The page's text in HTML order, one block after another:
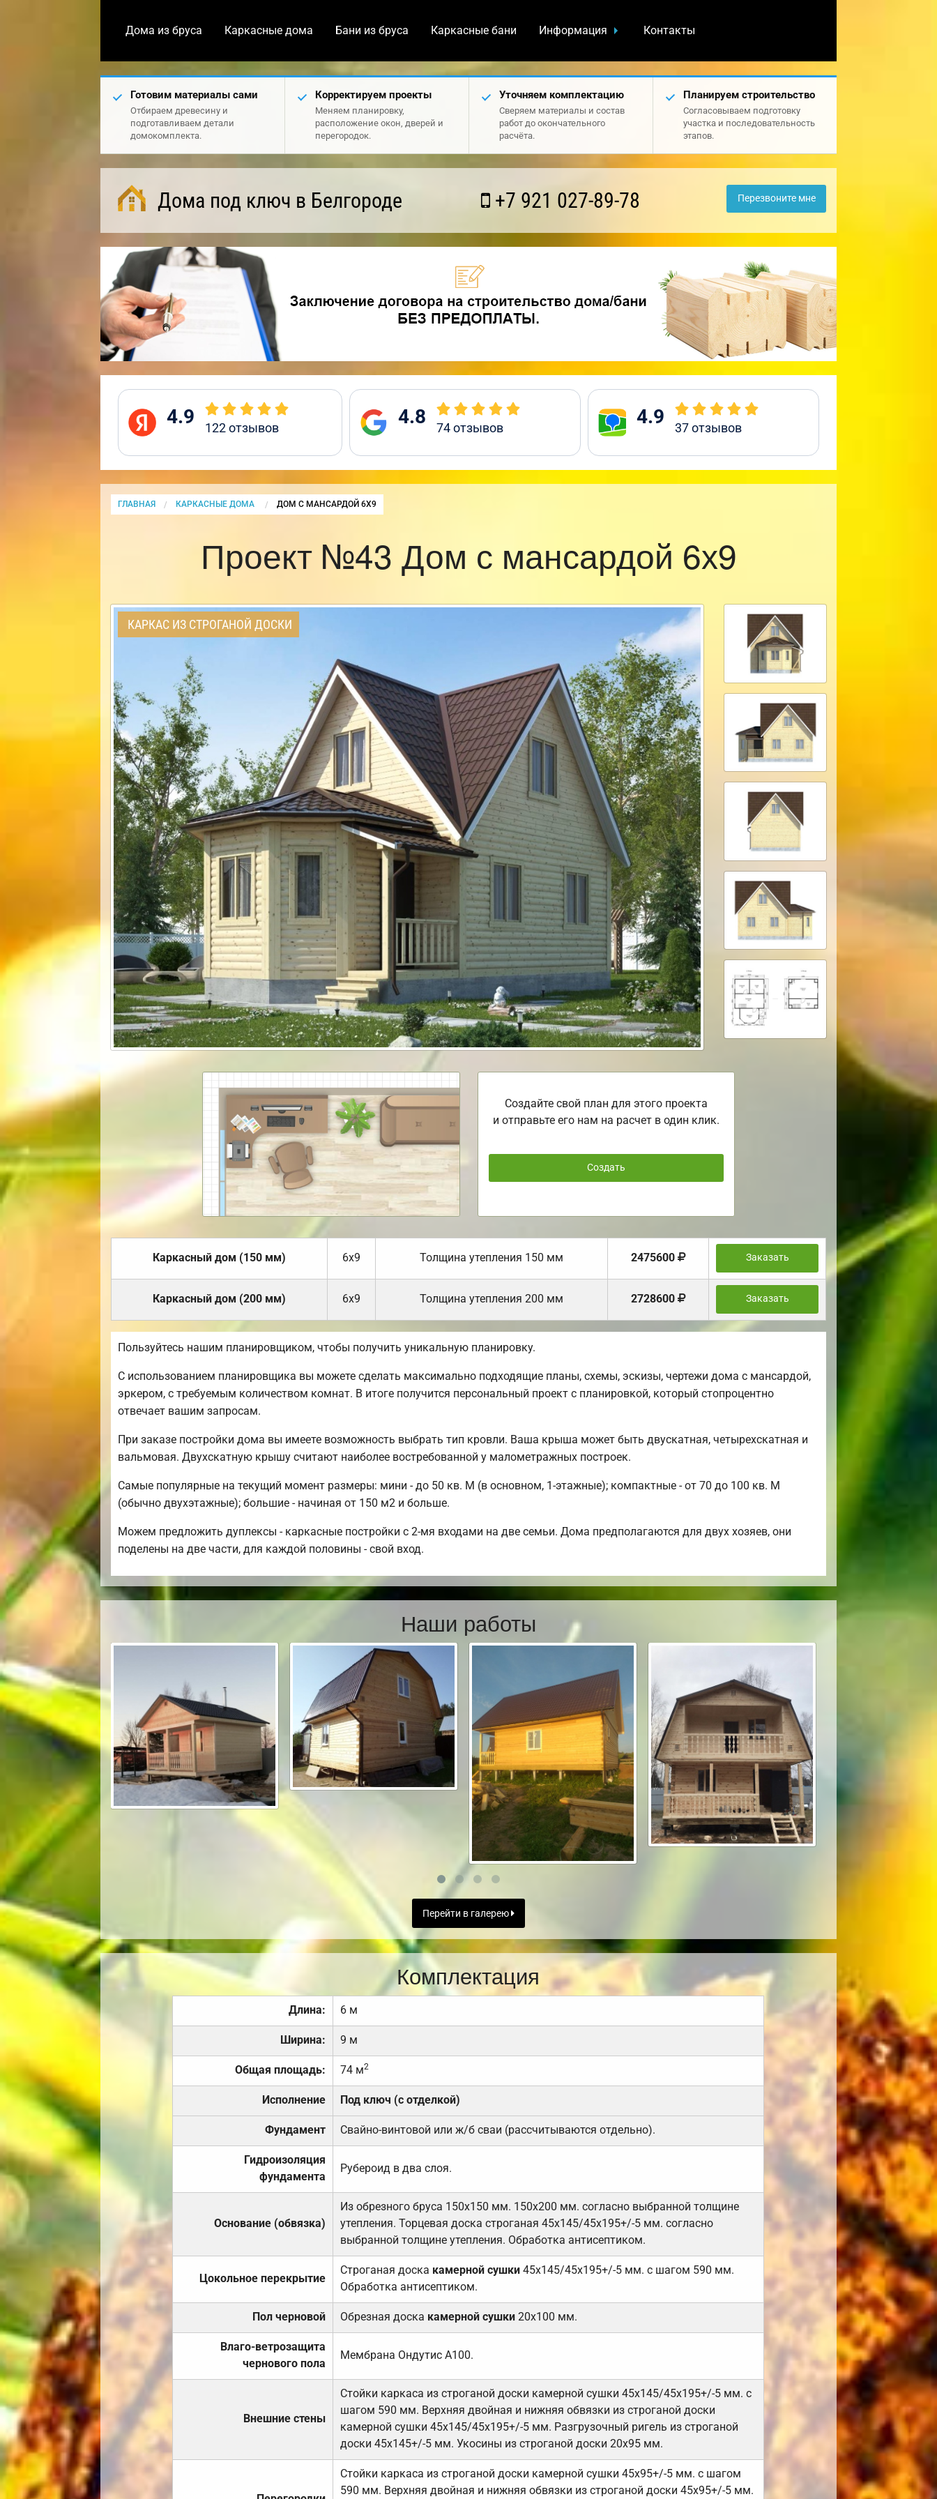
Дома из бруса Каркасные дома Бани из бруса Каркасные бани Информация Контакты
Готовим материалы сами
Отбираем древесину и
подготавливаем детали
домокомплекта.
Корректируем проекты
Меняем планировку,
расположение окон, дверей и
перегородок.
Уточняем комплектацию
Сверяем материалы и состав
работ до окончательного
расчёта.
Планируем строительство
Согласовываем подготовку
участка и последовательность
этапов.
Дома под ключ в Белгороде +7 921 027-89-78 Перезвоните мне
4.9 122отзывов 4.8 74отзывов 4.9 37отзывов
ГЛАВНАЯ КАРКАСНЫЕ ДОМА CURRENT:
ДОМ С МАНСАРДОЙ 6Х9
Проект №43 Дом с мансардой 6х9
КАРКАС ИЗ СТРОГАНОЙ ДОСКИ
Создайте свой план для этого проекта
и отправьте его нам на расчет в один клик.
Создать
Каркасный дом (150 мм) 6х9 Толщина утепления 150 мм 2475600 Заказать
Каркасный дом (200 мм) 6х9 Толщина утепления 200 мм 2728600 Заказать
Пользуйтесь нашим планировщиком, чтобы получить уникальную планировку.
С использованием планировщика вы можете сделать максимально подходящие планы, схемы, эскизы, чертежи дома с мансардой,
эркером, с требуемым количеством комнат. В итоге получится персональный проект с планировкой, который стопроцентно
отвечает вашим запросам.
При заказе постройки дома вы имеете возможность выбрать тип кровли. Ваша крыша может быть двускатная, четырехскатная и
вальмовая. Двухскатную крышу считают наиболее востребованной у малометражных построек.
Самые популярные на текущий момент размеры: мини - до 50 кв. М (в основном, 1-этажные); компактные - от 70 до 100 кв. М
(обычно двухэтажные); большие - начиная от 150 м2 и больше.
Можем предложить дуплексы - каркасные постройки с 2-мя входами на две семьи. Дома предполагаются для двух хозяев, они
поделены на две части, для каждой половины - свой вход.
Наши работы
Перейти в галерею
Комплектация
Длина: 6 м
Ширина: 9 м
Общая площадь: 74 м2
Исполнение Под ключ (с отделкой)
Фундамент Свайно-винтовой или ж/б сваи (рассчитываются отдельно).
Гидроизоляция
фундамента
Рубероид в два слоя.
Основание (обвязка)
Из обрезного бруса 150х150 мм. 150х200 мм. согласно выбранной толщине
утепления. Торцевая доска строганая 45х145/45х195+/-5 мм. согласно
выбранной толщине утепления. Обработка антисептиком.
Цокольное перекрытие
Строганая доска камерной сушки 45х145/45х195+/-5 мм. с шагом 590 мм.
Обработка антисептиком.
Пол черновой Обрезная доска камерной сушки20х100 мм.
Влаго-ветрозащита
чернового пола
Мембрана Ондутис А100.
Внешние стены
Стойки каркаса из строганой доски камерной сушки 45х145/45х195+/-5 мм. с
шагом 590 мм. Верхняя двойная и нижняя обвязки из строганой доски
камерной сушки 45х145/45х195+/-5 мм. Разгрузочный ригель из строганой
доски 45х145+/-5 мм. Укосины из строганой доски 20х95 мм.
Стойки каркаса из строганой доски камерной сушки 45х95+/-5 мм. с шагом
590 мм. Верхняя двойная и нижняя обвязки из строганой доски 45х95+/-5 мм.